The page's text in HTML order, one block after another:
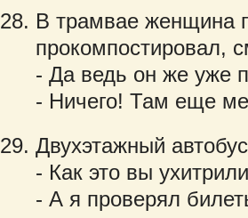
В трамвае женщина
прокомпостировал,
- Да ведь он же уже
- Ничего! Там еще
Двухэтажный
- Как это вы
- А я проверял